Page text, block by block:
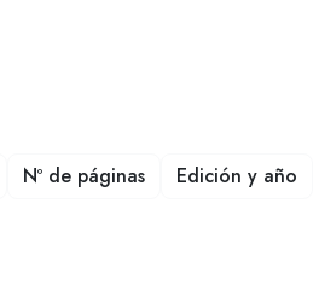
Nº de páginas Edición y año